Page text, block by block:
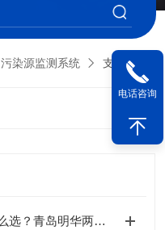
污染源监测系统 支架
国产手持式/便携式VOC检测仪怎么选？青岛明华两款爆款对比
电话咨询